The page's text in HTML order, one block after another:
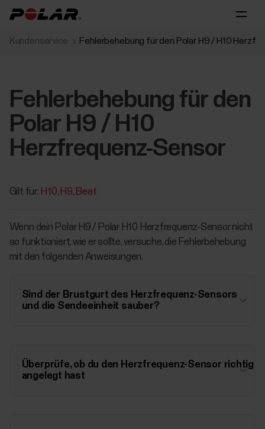
Kundenservice Fehlerbehebung für den Polar H9 / H10
Fehlerbehebung für den
Polar H9 / H10
Herzfrequenz-Sensor
Gilt für: H10 H9 Beat
Wenn dein Polar H9 / Polar H10 Herzfrequenz-Sensor nicht
so funktioniert, wie er sollte, versuche, die Fehlerbehebung
mit den folgenden Anweisungen.
Sind der Brustgurt des Herzfrequenz-Sensors
und die Sendeeinheit sauber?
Überprüfe, ob du den Herzfrequenz-Sensor richtig
angelegt hast